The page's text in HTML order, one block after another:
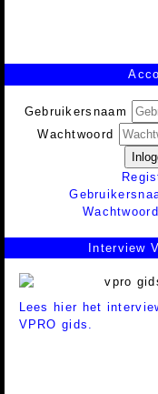
Gebruikersnaam
Wachtwoord
Interview
Lees hier het
VPRO gids.